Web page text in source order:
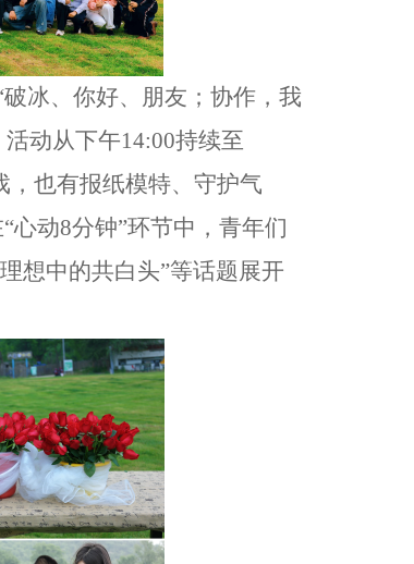
破冰、 你好、 朋友 ； 协作 ， 我
动从下午14:00持续至
，也有报纸模特、 守护气
“心动8分钟”环节中，青年们
理想中的共白头”等话题展开